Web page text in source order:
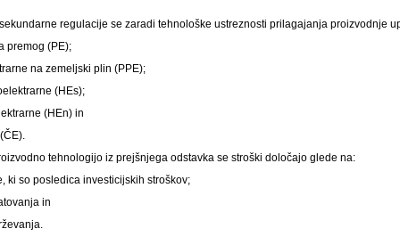
regulacije se zaradi tehnološke ustreznosti prilagajanja proizvodnje
premog (PE);
na zemeljski plin (PPE);
(HEs);
(HEn) in
tehnologijo iz prejšnjega odstavka se stroški določajo glede na:
ki so posledica investicijskih stroškov;
in